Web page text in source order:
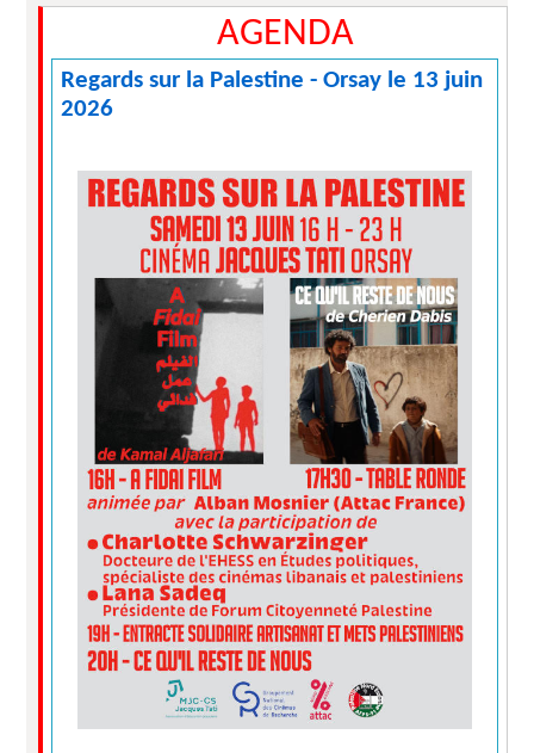
AGENDA
Regards sur la Palestine - Orsay le 13 juin
2026